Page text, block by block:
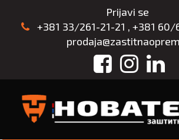
Prijavi se
+381 33/261-21-21 , +381 60/
Facebook